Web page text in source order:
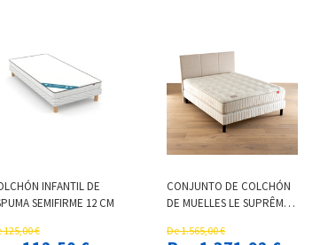
INFANTIL DE
SEMIFIRME 12 CM
125,00 €
CONJUNTO DE COLCHÓN
DE MUELLES LE SUPRÊME
De 1.565,00 €